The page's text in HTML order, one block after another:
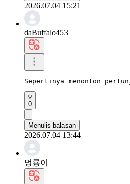
2026.07.04 15:21
daBuffalo453
Sepertinya menonton
0
Menulis balasan
2026.07.04 13:44
멍룡이